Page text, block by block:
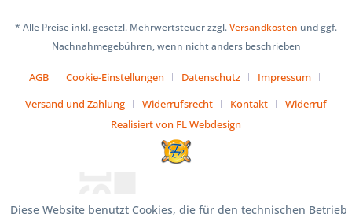
* Alle Preise inkl. gesetzl. Mehrwertsteuer zzgl.Versandkosten und ggf.
Nachnahmegebühren, wenn nicht anders beschrieben
AGB Cookie-Einstellungen Datenschutz
Impressum
Versand und Zahlung
Widerrufsrecht Kontakt
Widerruf
Realisiert von FL Webdesign
Diese Website benutzt Cookies, die für den technischen Betrieb